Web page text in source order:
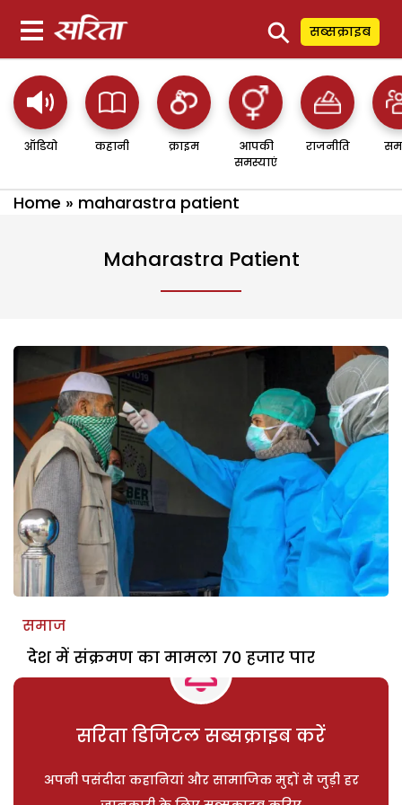
⚲ सब्सक्राइब
ऑडियो कहानी क्राइम
आपकी
समस्याएं
राजनीति
Home » maharastra patient
Maharastra Patient
समाज
देश में संक्रमण का मामला 70 हजार पार
सरिता डिजिटल सब्सक्राइब करें
अपनी पसंदीदा कहानियां और सामाजिक मुद्दों से जुड़ी हर